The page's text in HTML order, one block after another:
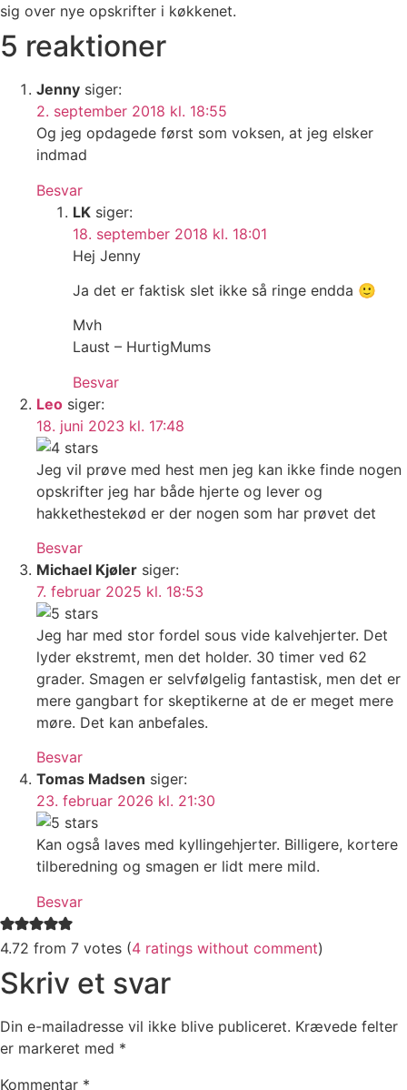
sig over nye opskrifter i køkkenet.
5 reaktioner
Jenny siger:
2. september 2018 kl. 18:55
Og jeg opdagede først som voksen, at jeg elsker
indmad
Besvar
LK siger:
18. september 2018 kl. 18:01
Hej Jenny
Ja det er faktisk slet ikke så ringe endda 🙂
Mvh
Laust – HurtigMums
Besvar
Leo siger:
18. juni 2023 kl. 17:48
Jeg vil prøve med hest men jeg kan ikke finde nogen
opskrifter jeg har både hjerte og lever og
hakkethestekød er der nogen som har prøvet det
Besvar
Michael Kjøler siger:
7. februar 2025 kl. 18:53
Jeg har med stor fordel sous vide kalvehjerter. Det
lyder ekstremt, men det holder. 30 timer ved 62
grader. Smagen er selvfølgelig fantastisk, men det er
mere gangbart for skeptikerne at de er meget mere
møre. Det kan anbefales.
Besvar
Tomas Madsen siger:
23. februar 2026 kl. 21:30
Kan også laves med kyllingehjerter. Billigere, kortere
tilberedning og smagen er lidt mere mild.
Besvar
4.72 from 7 votes (4 ratings without comment)
Skriv et svar
Din e-mailadresse vil ikke blive publiceret. Krævede felter
er markeret med *
Kommentar *